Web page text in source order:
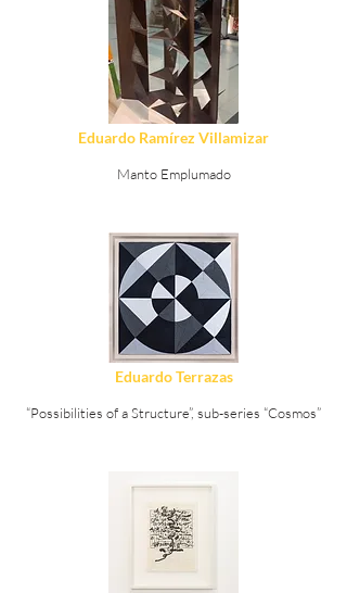
Ver Detalles
Eduardo Ramírez Villamizar
Manto Emplumado
Ver Detalles
Eduardo Terrazas
“Possibilities of a Structure”, sub-series “Cosmos”
Ver Detalles